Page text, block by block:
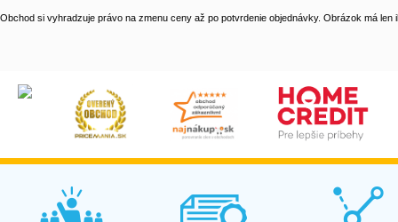
Obchod si vyhradzuje právo na zmenu ceny až po potvrdenie objednávky. Obrázok má len